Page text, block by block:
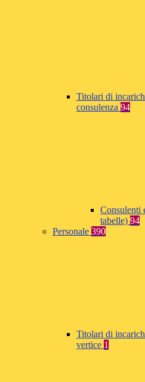
Titolari di
consulenza 94
Consulenti
tabelle) 94
Personale 390
Titolari di
vertice 1